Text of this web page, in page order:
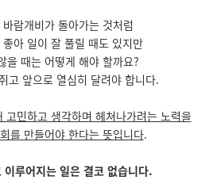
람개비가 돌아가는 것처럼
아 일이 잘 풀릴 때도 있지만
을 때는 어떻게 해야 할까요?
고 앞으로 열심히 달려야 합니다.
고민하고 생각하며 헤쳐나가려는 노력을
를 만들어야 한다는 뜻입니다.
이루어지는 일은 결코 없습니다.